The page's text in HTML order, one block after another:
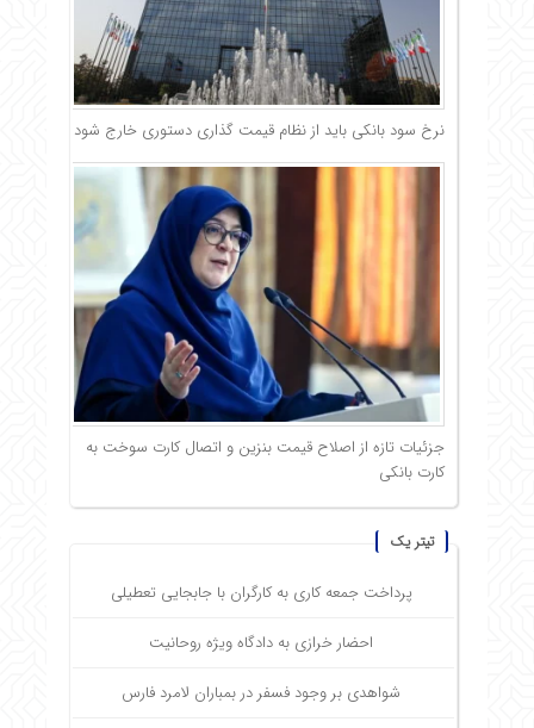
نرخ سود بانکی باید از نظام قیمت گذاری دستوری خارج شود
جزئیات تازه از اصلاح قیمت بنزین و اتصال کارت سوخت به
کارت بانکی
تیتر یک
پرداخت جمعه کاری به کارگران با جابجایی تعطیلی
احضار خرازی به دادگاه ویژه روحانیت
شواهدی بر وجود فسفر در بمباران لامرد فارس